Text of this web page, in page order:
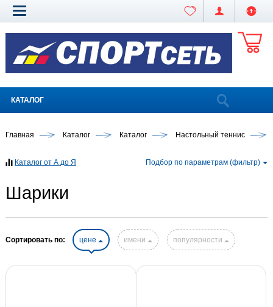
КАТАЛОГ
Главная Каталог Каталог Настольный теннис
Каталог от А до Я Подбор по параметрам (фильтр)
Шарики
Сортировать по: цене имени популярности